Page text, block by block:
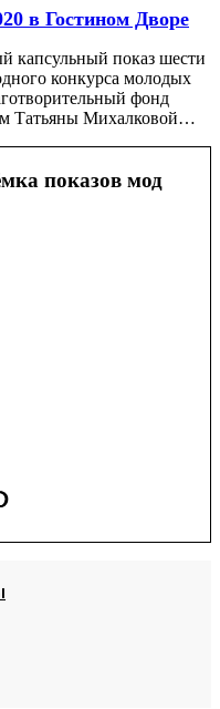
в Гостином Дворе
капсульный показ шести
конкурса молодых
фонд
Татьяны Михалковой…
показов мод